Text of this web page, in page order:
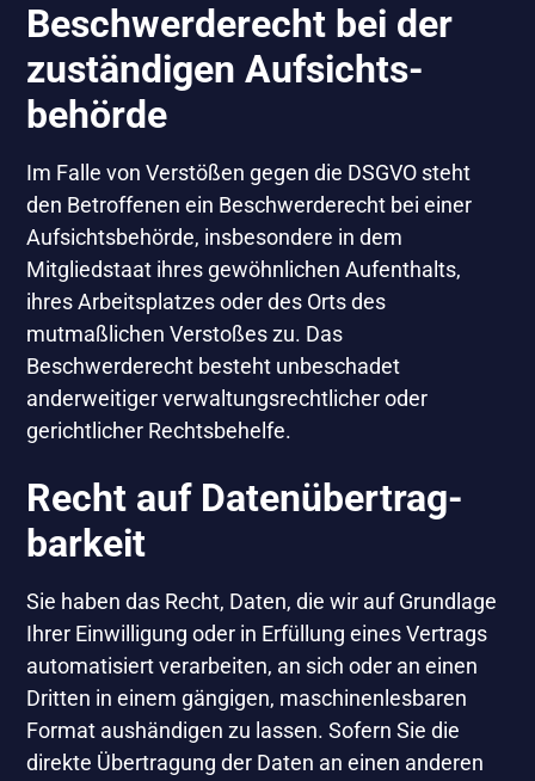
Beschwerde­recht bei der
zuständigen Aufsichts­
behörde
Im Falle von Verstößen gegen die DSGVO steht
den Betroffenen ein Beschwerderecht bei einer
Aufsichtsbehörde, insbesondere in dem
Mitgliedstaat ihres gewöhnlichen Aufenthalts,
ihres Arbeitsplatzes oder des Orts des
mutmaßlichen Verstoßes zu. Das
Beschwerderecht besteht unbeschadet
anderweitiger verwaltungsrechtlicher oder
gerichtlicher Rechtsbehelfe.
Recht auf Daten­übertrag­
barkeit
Sie haben das Recht, Daten, die wir auf Grundlage
Ihrer Einwilligung oder in Erfüllung eines Vertrags
automatisiert verarbeiten, an sich oder an einen
Dritten in einem gängigen, maschinenlesbaren
Format aushändigen zu lassen. Sofern Sie die
direkte Übertragung der Daten an einen anderen